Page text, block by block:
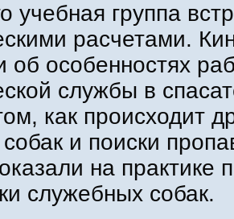
учебная группа
расчетами.
об особенностях
службы в
как происходит
и поиски
на практике
служебных собак.